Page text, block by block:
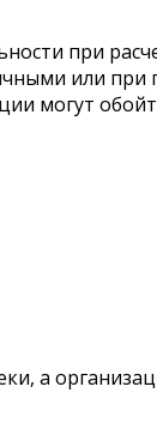
при
или
могут
а